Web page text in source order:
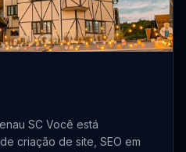
SC Você está
criação de site, SEO em